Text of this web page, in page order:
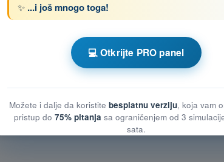
PPL(A) - Dozvola Privatnog Pilota (Avioni)
✨ ...i još mnogo toga!
💻 Otkrijte PRO panel
Možete i dalje da koristite besplatnu verziju, koja vam
pristup do 75% pitanja sa ograničenjem od 3
sata.